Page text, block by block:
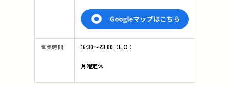
営業時間 16:30〜23:00（L.O.）
月曜定休